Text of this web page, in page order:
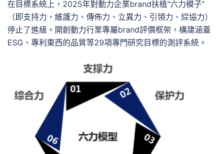
在目標系統上，2025年對動力企業brand扶植“六力模子”
（即支持力、維護力、傳佈力、立異力、引領力、綜協力）
停止了進級。開創動力行業專屬brand評價框架，構建涵蓋
ESG、專利東西的品質等29項專門研究目標的測評系統。